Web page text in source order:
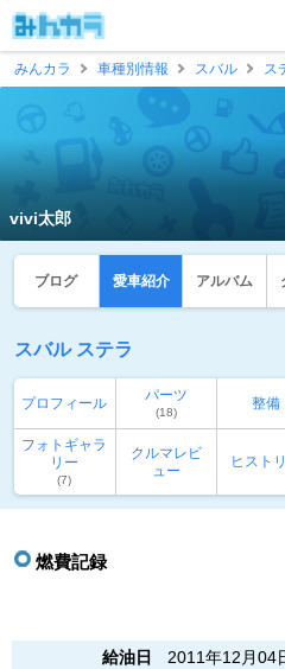
みんカラ
車種別情報 スバル ス
vivi太郎
ブログ 愛車紹介 アルバム
スバル ステラ
プロフィール パーツ
(18)
整備
フォトギャラ
リー
(7)
クルマレビ
ュー
ヒスト
燃費記録
給油日
2011年12月04